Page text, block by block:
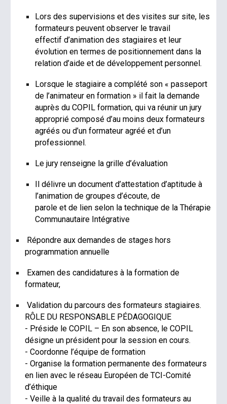
Lors des supervisions et des visites sur site, les
formateurs peuvent observer le travail
effectif d’animation des stagiaires et leur
évolution en termes de positionnement dans la
relation d’aide et de développement personnel.
Lorsque le stagiaire a complété son « passeport
de l’animateur en formation » il fait la demande
auprès du COPIL formation, qui va réunir un jury
approprié composé d’au moins deux formateurs
agréés ou d’un formateur agréé et d’un
professionnel.
Le jury renseigne la grille d’évaluation
Il délivre un document d’attestation d’aptitude à
l’animation de groupes d’écoute, de
parole et de lien selon la technique de la Thérapie
Communautaire Intégrative
Répondre aux demandes de stages hors
programmation annuelle
Examen des candidatures à la formation de
formateur,
Validation du parcours des formateurs stagiaires.
RÔLE DU RESPONSABLE PÉDAGOGIQUE
- Préside le COPIL – En son absence, le COPIL
désigne un président pour la session en cours.
- Coordonne l’équipe de formation
- Organise la formation permanente des formateurs
en lien avec le réseau Européen de TCI-Comité
d’éthique
- Veille à la qualité du travail des formateurs au